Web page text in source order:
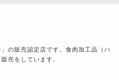
の販売認定店です。食肉加工品（ハ
売をしています。